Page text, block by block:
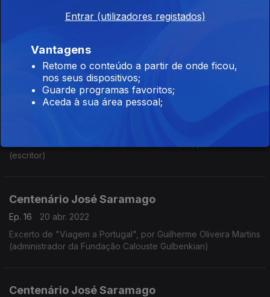
Centenário José Saramago
Excerto de "Todos os Nomes", por Sérgio Machado Letria
(diretor da Fundação José Saramago)
Centenário José Saramago
(escritor)
Centenário José Saramago
Ep. 16
20 abr. 2022
Excerto de "Viagem a Portugal", por Guilherme Oliveira Martins
(administrador da Fundação Calouste Gulbenkian)
Centenário José Saramago
Entrar (utilizadores registados)
Vantagens
Retome o conteúdo a partir de onde ficou,
nos seus dispositivos;
Guarde programas favoritos;
Aceda à sua área pessoal;